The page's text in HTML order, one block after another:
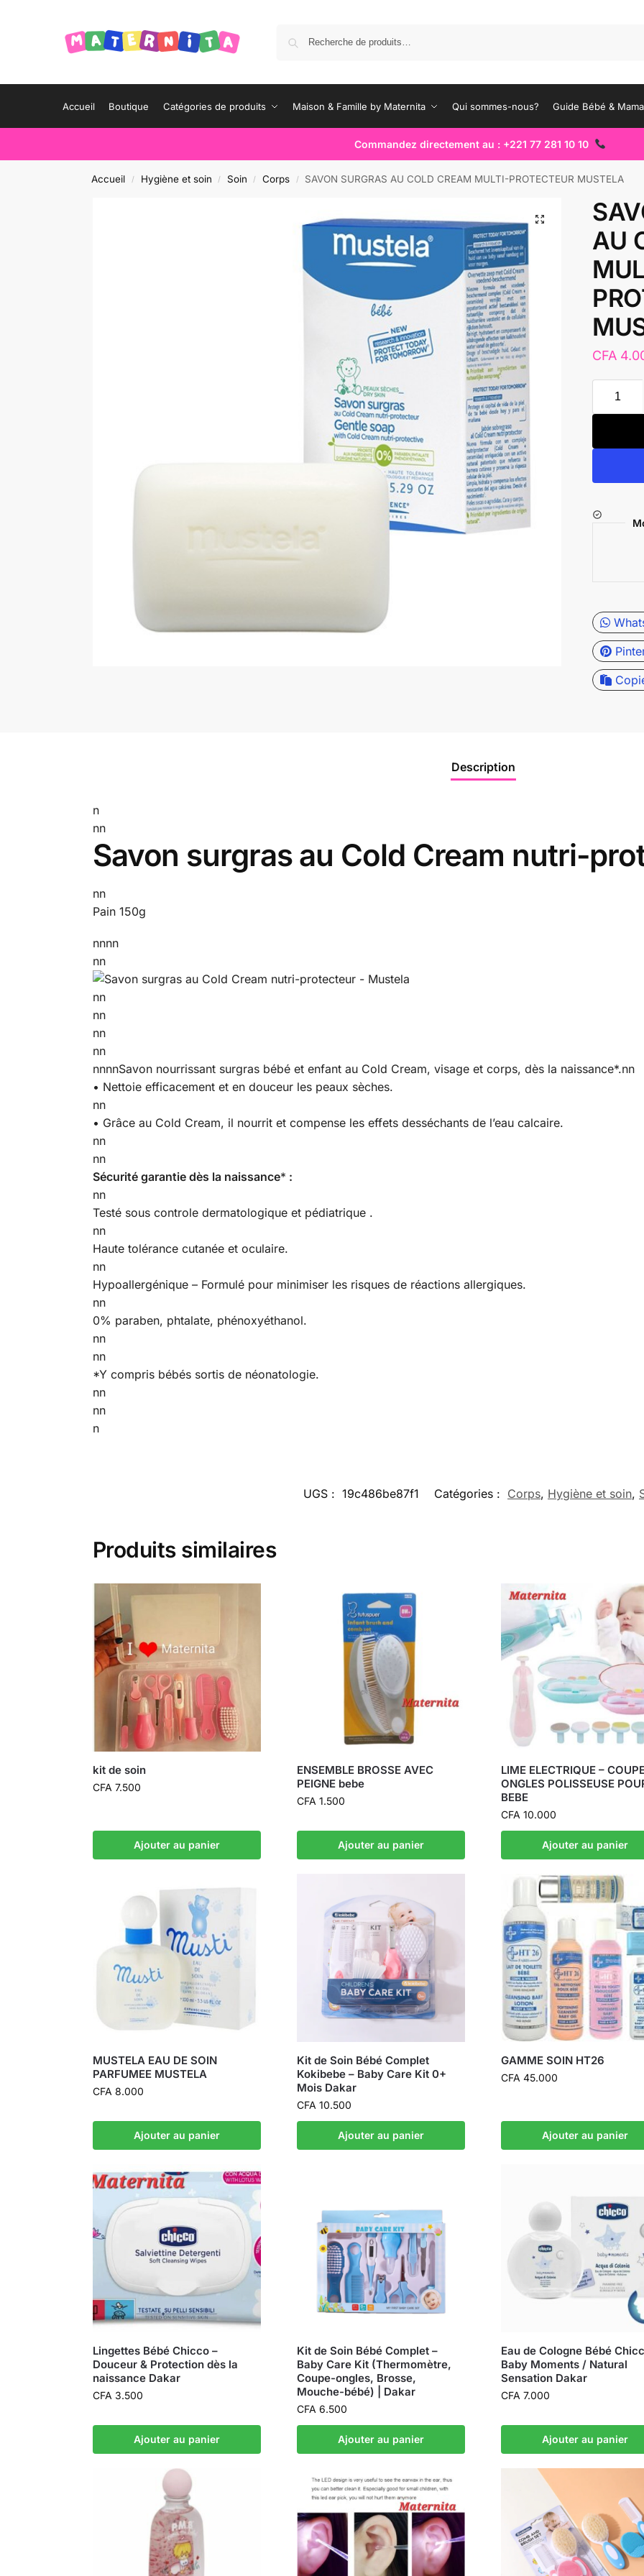
Accueil Boutique Catégories de produits Maison & Famille by Maternita Qui sommes-nous? Guide Bébé &
Commandez directement au : +221 77 281 10 10
Accueil / Hygiène et soin / Soin / Corps / SAVON SURGRAS AU COLD CREAM MULTI-PROTECTEUR MUSTELA
AU
CFA
Description
n
nn
Savon surgras au Cold Cream nutri-
nn
Pain 150g
nnnn
nn
nn
nn
nn
nn
nnnnSavon nourrissant surgras bébé et enfant au Cold Cream, visage et corps, dès la naissance*.nn
• Nettoie efficacement et en douceur les peaux sèches.
nn
• Grâce au Cold Cream, il nourrit et compense les effets desséchants de l’eau calcaire.
nn
nn
Sécurité garantie dès la naissance* :
nn
Testé sous controle dermatologique et pédiatrique .
nn
Haute tolérance cutanée et oculaire.
nn
Hypoallergénique – Formulé pour minimiser les risques de réactions allergiques.
nn
0% paraben, phtalate, phénoxyéthanol.
nn
nn
*Y compris bébés sortis de néonatologie.
nn
nn
n
UGS : 19c486be87f1 Catégories : Corps, Hygiène et soin,
Produits similaires
kit de soin
CFA 7.500
Ajouter au panier
ENSEMBLE BROSSE AVEC
PEIGNE bebe
CFA 1.500
Ajouter au panier
LIME ELECTRIQUE –
ONGLES POLISSEUSE
BEBE
CFA 10.000
Ajouter au panier
MUSTELA EAU DE SOIN
PARFUMEE MUSTELA
CFA 8.000
Ajouter au panier
Kit de Soin Bébé Complet
Kokibebe – Baby Care Kit 0+
Mois Dakar
CFA 10.500
Ajouter au panier
GAMME SOIN HT26
CFA 45.000
Ajouter au panier
Lingettes Bébé Chicco –
Douceur & Protection dès la
naissance Dakar
CFA 3.500
Ajouter au panier
Kit de Soin Bébé Complet –
Baby Care Kit (Thermomètre,
Coupe-ongles, Brosse,
Mouche-bébé) | Dakar
CFA 6.500
Ajouter au panier
Eau de Cologne Bébé
Baby Moments / Natural
Sensation Dakar
CFA 7.000
Ajouter au panier